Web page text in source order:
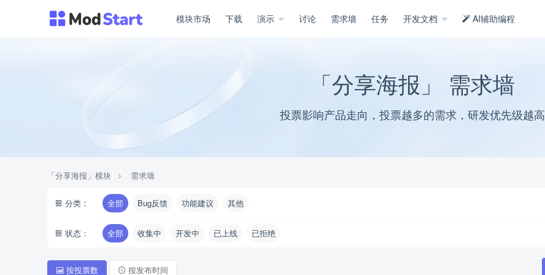
模块市场 下载 演示 讨论 需求墙 任务 开发文档 AI辅助编程
「分享海报」 需求墙
投票影响产品走向，投票越多的需求，研发优先级越高
「分享海报」模块 需求墙
分类： 全部 Bug反馈 功能建议 其他
状态： 全部 收集中 开发中 已上线 已拒绝
按投票数 按发布时间